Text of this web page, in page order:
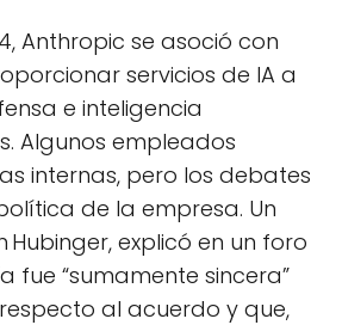
Anthropic se asoció con
servicios de IA a
e inteligencia
Algunos empleados
internas, pero los debates
de la empresa. Un
explicó en un foro
fue “sumamente sincera”
al acuerdo y que,